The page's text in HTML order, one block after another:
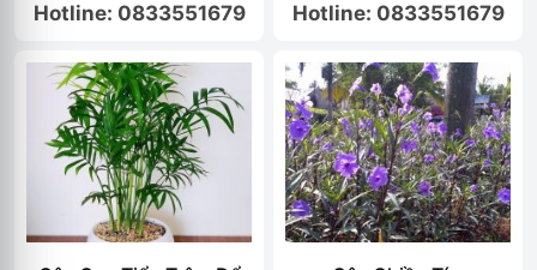
Hotline: 0833551679
Hotline: 0833551679